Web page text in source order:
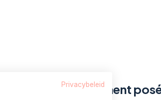
Questions fréquemment
Privacybeleid